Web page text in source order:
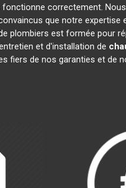
fonctionne correctement.
que notre expertise
plombiers est formée pour
et d'installation de
fiers de nos garanties et de